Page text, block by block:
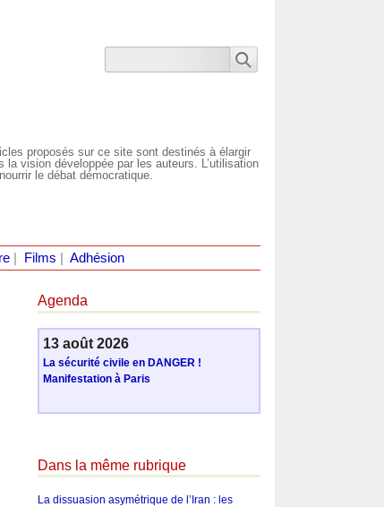
proposés sur ce site sont destinés à élargir
vision développée par les auteurs. L’utilisation
le débat démocratique.
| Films Adhésion
Agenda
13 août 2026
La sécurité civile en DANGER !
Manifestation à Paris
Dans la même rubrique
La dissuasion asymétrique de l’Iran : les